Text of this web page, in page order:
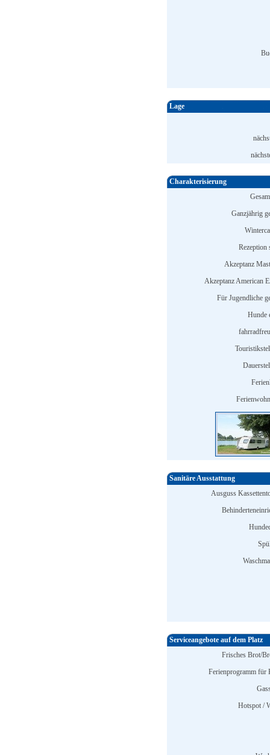
Lage
Charakterisierung
Ganzjährig
Rezeption
Akzeptanz
Akzeptanz American
Für Jugendliche
Hunde
Sanitäre Ausstattung
Ausguss
Serviceangebote auf dem Platz
Frisches Brot/
Ferienprogramm für
Hotspot /